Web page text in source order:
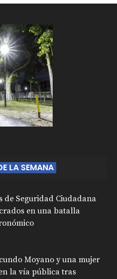
LA SEMANA
de Seguridad Ciudadana
en una batalla
Moyano y una mujer
la vía pública tras